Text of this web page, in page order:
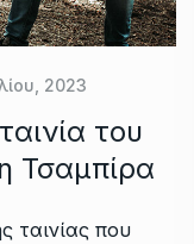
2023
του
Τσαμπίρα
ταινίας που